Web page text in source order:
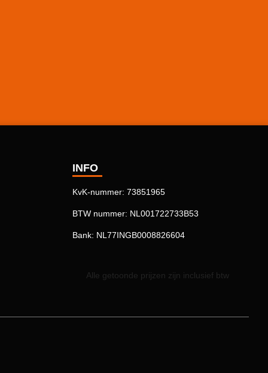
INFO
KvK-nummer: 73851965
BTW nummer: NL001722733B53
Bank: NL77INGB0008826604
Alle getoonde prijzen zijn inclusief btw